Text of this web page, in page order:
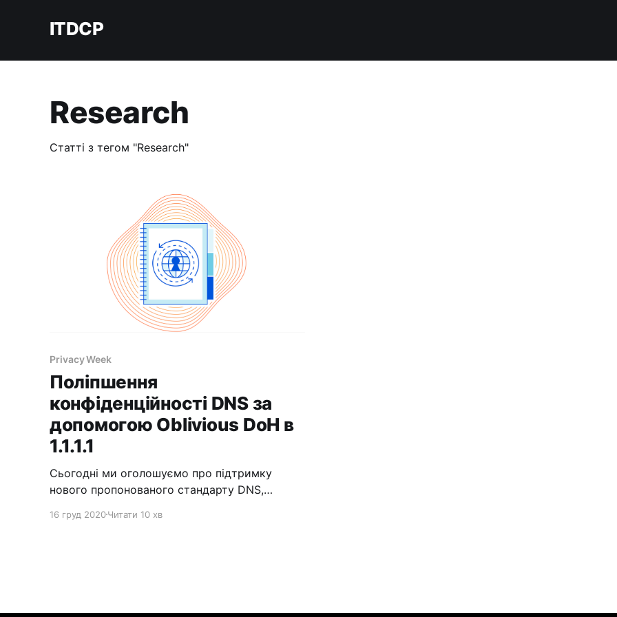
ITDCP
Research
Статті з тегом "Research"
Privacy Week
Поліпшення
конфіденційності DNS за
допомогою Oblivious DoH в
1.1.1.1
Сьогодні ми оголошуємо про підтримку
нового пропонованого стандарту DNS,
Cloudflare, Apple і Fastly, який відокремлює
16 груд 2020Читати 10 хв